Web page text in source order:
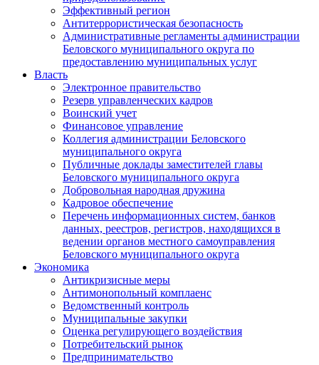
Эффективный регион
Антитеррористическая безопасность
Административные регламенты администрации
Беловского муниципального округа по
предоставлению муниципальных услуг
Власть
Электронное правительство
Резерв управленческих кадров
Воинский учет
Финансовое управление
Коллегия администрации Беловского
муниципального округа
Публичные доклады заместителей главы
Беловского муниципального округа
Добровольная народная дружина
Кадровое обеспечение
Перечень информационных систем, банков
данных, реестров, регистров, находящихся в
ведении органов местного самоуправления
Беловского муниципального округа
Экономика
Антикризисные меры
Антимонопольный комплаенс
Ведомственный контроль
Муниципальные закупки
Оценка регулирующего воздействия
Потребительский рынок
Предпринимательство